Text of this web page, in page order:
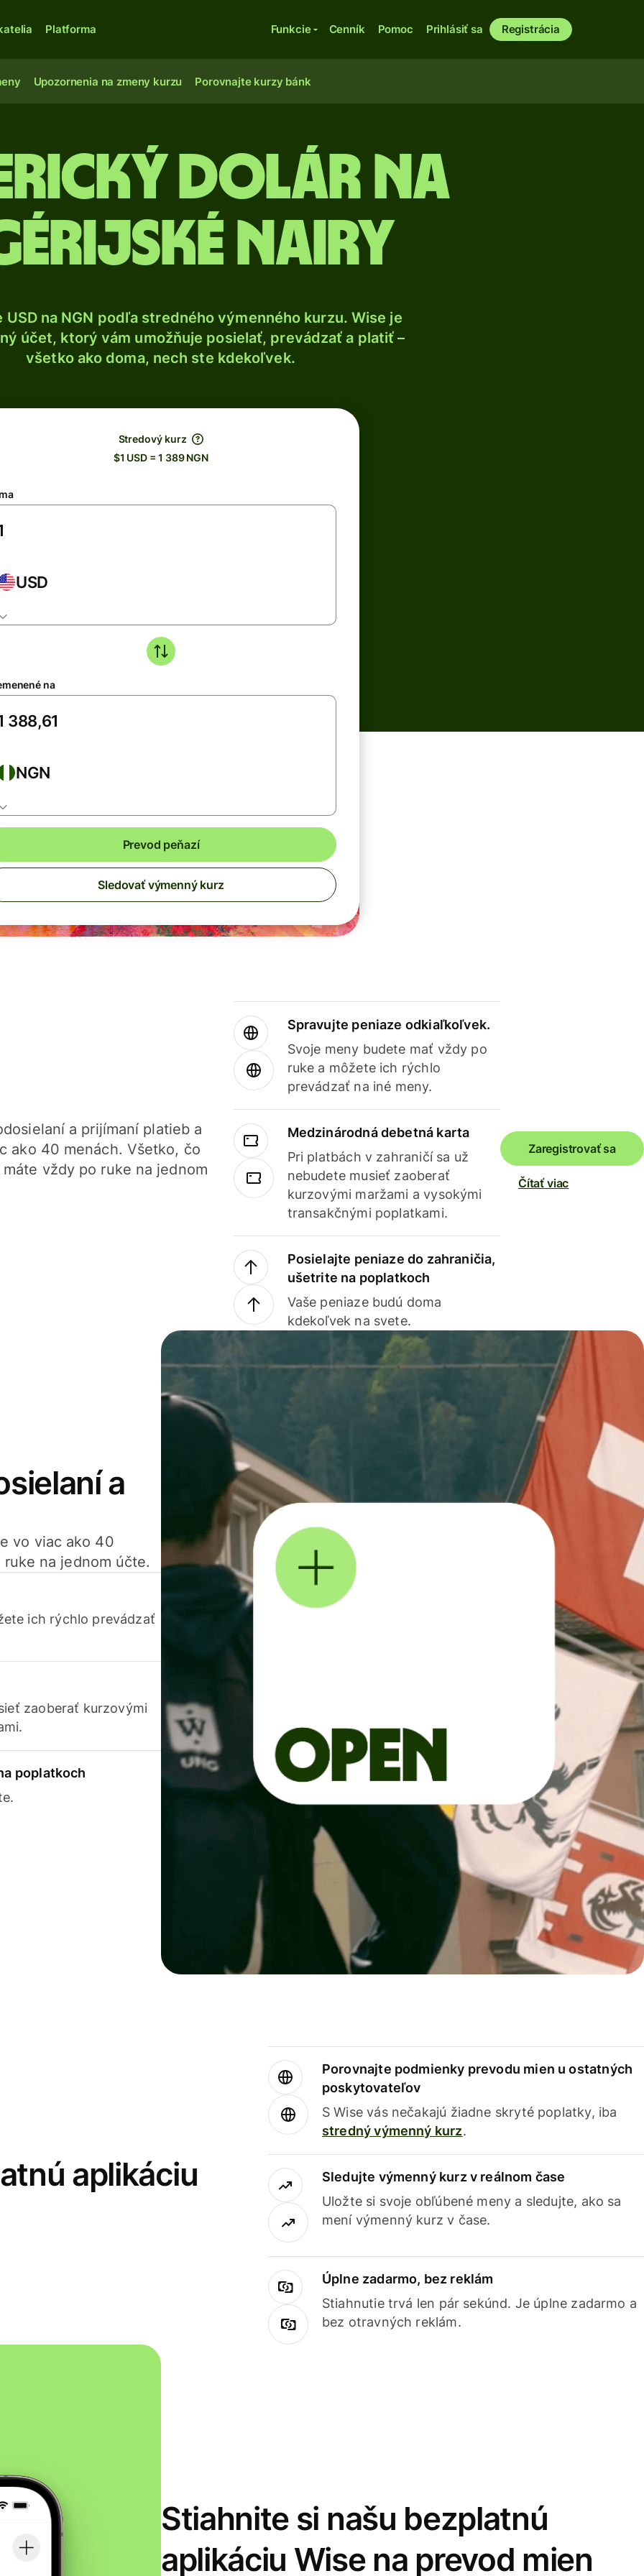
Platforma Funkcie Cenník Pomoc Prihlásiť sa Registrácia
Upozornenia na zmeny kurzu Porovnajte kurzy bánk
dolár na
nairy
USD na NGN podľa stredného výmenného kurzu. Wise je
účet, ktorý vám umožňuje posielať, prevádzať a platiť –
všetko ako doma, nech ste kdekoľvek.
Stredový kurz
$1 USD = 1 389 NGN
USD
na
NGN
Prevod peňazí
Sledovať výmenný kurz
a prijímaní platieb a
ako 40 menách. Všetko, čo
vždy po ruke na jednom
Spravujte peniaze odkiaľkoľvek.
Svoje meny budete mať vždy po
ruke a môžete ich rýchlo
prevádzať na iné meny.
Medzinárodná debetná karta
Pri platbách v zahraničí sa už
nebudete musieť zaoberať
kurzovými maržami a vysokými
transakčnými poplatkami.
Posielajte peniaze do zahraničia,
ušetrite na poplatkoch
Vaše peniaze budú doma
kdekoľvek na svete.
Zaregistrovať sa
Čítať viac
a
vo viac ako 40
na jednom účte.
ich rýchlo prevádzať
zaoberať kurzovými
poplatkoch
aplikáciu
Porovnajte podmienky prevodu mien u ostatných
poskytovateľov
S Wise vás nečakajú žiadne skryté poplatky, iba
stredný výmenný kurz.
Sledujte výmenný kurz v reálnom čase
Uložte si svoje obľúbené meny a sledujte, ako sa
mení výmenný kurz v čase.
Úplne zadarmo, bez reklám
Stiahnutie trvá len pár sekúnd. Je úplne zadarmo a
bez otravných reklám.
Stiahnite si našu bezplatnú
aplikáciu Wise na prevod mien